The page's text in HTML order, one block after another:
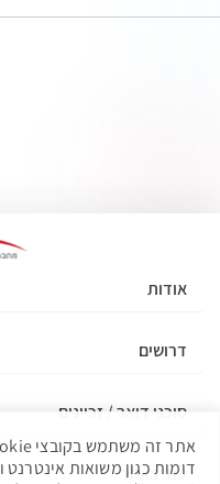
אודות
דרושים
סוכני דואר / זכיינים
עוד באתר
דומות כגון משואות אינטרנט